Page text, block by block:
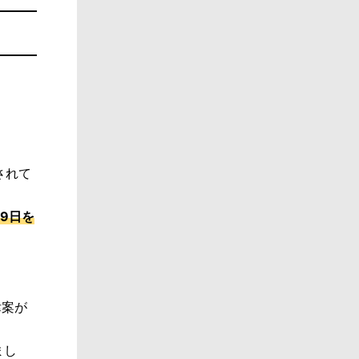
れて
日を
が
し